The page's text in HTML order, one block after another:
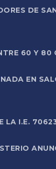
DE
60 Y 80
EN
LA I.E.